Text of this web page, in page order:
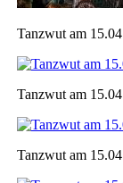
Tanzwut am
Tanzwut am
Tanzwut am